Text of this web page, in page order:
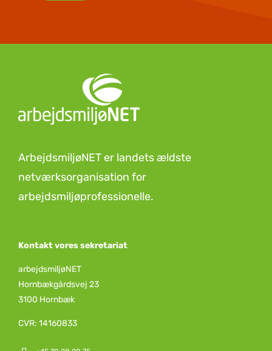
ArbejdsmiljøNET er landets ældste
netværksorganisation for
arbejdsmiljøprofessionelle.
Kontakt vores sekretariat
arbejdsmiljøNET
Hornbækgårdsvej 23
3100 Hornbæk
CVR: 14160833